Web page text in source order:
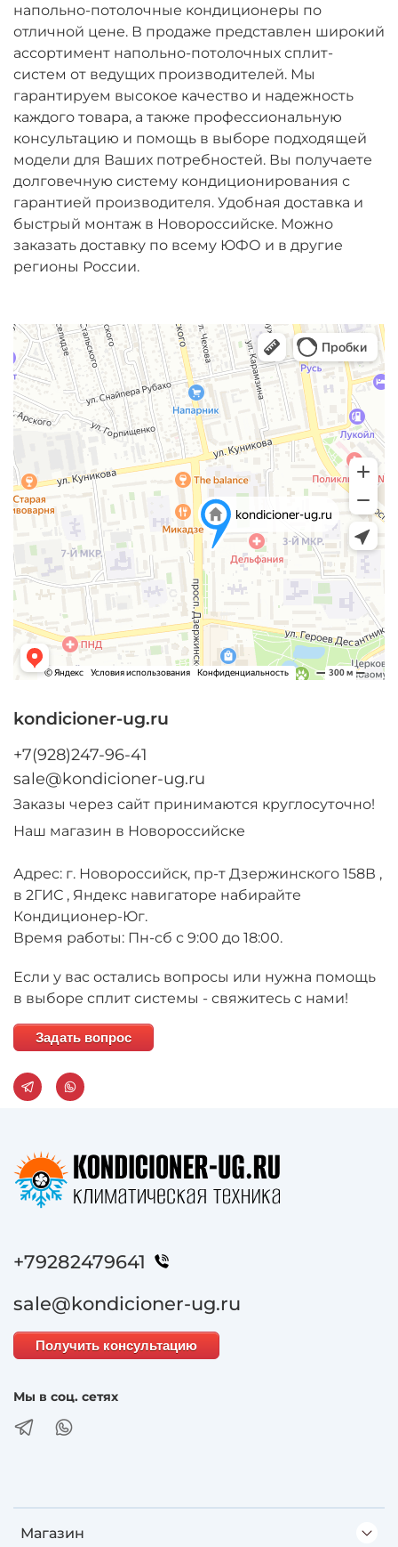
напольно-потолочные кондиционеры по
отличной цене. В продаже представлен широкий
ассортимент напольно-потолочных сплит-
систем от ведущих производителей. Мы
гарантируем высокое качество и надежность
каждого товара, а также профессиональную
консультацию и помощь в выборе подходящей
модели для Ваших потребностей. Вы получаете
долговечную систему кондиционирования с
гарантией производителя. Удобная доставка и
быстрый монтаж в Новороссийске. Можно
заказать доставку по всему ЮФО и в другие
регионы России.
kondicioner-ug.ru
+7(928)247-96-41
sale@kondicioner-ug.ru
Заказы через сайт принимаются круглосуточно!
Наш магазин в Новороссийске
Адрес: г. Новороссийск, пр-т Дзержинского 158В ,
в 2ГИС , Яндекс навигаторе набирайте
Кондиционер-Юг.
Время работы: Пн-сб с 9:00 до 18:00.
Если у вас остались вопросы или нужна помощь
в выборе сплит системы - свяжитесь с нами!
Задать вопрос
Магазин
+79282479641
sale@kondicioner-ug.ru
Получить консультацию
Мы в соц. сетях